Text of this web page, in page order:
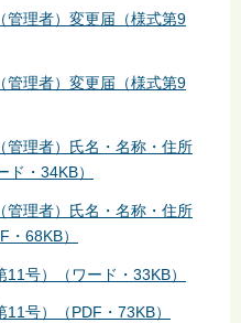
管理者）変更届（様式第9
管理者）変更届（様式第9
管理者）氏名・名称・住所
・34KB）
管理者）氏名・名称・住所
68KB）
号）（ワード・33KB）
号）（PDF・73KB）